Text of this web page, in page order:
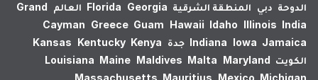
الدوحة دبي المنطقة الشرقية Florida Georgia العالم
Grand
Cayman Greece Guam Hawaii Idaho Illinois India
Indiana Iowa Jamaica جدة Kansas Kentucky Kenya
الكويت
Louisiana Maine Maldives Malta Maryland